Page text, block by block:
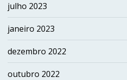
julho 2023
janeiro 2023
dezembro 2022
outubro 2022